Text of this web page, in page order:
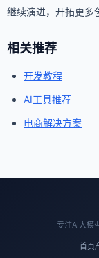
继续演进，开拓更多
相关推荐
开发教程
AI工具推荐
电商解决方案
专注AI大模
首页